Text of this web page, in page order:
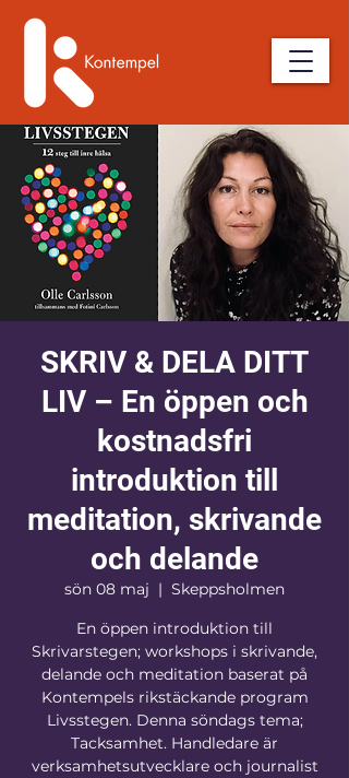
SKRIV & DELA DITT
LIV – En öppen och
kostnadsfri
introduktion till
meditation, skrivande
och delande
sön 08 maj
  |
Skeppsholmen
En öppen introduktion till
Skrivarstegen; workshops i skrivande,
delande och meditation baserat på
Kontempels rikstäckande program
Livsstegen. Denna söndags tema;
Tacksamhet. Handledare är
verksamhetsutvecklare och journalist